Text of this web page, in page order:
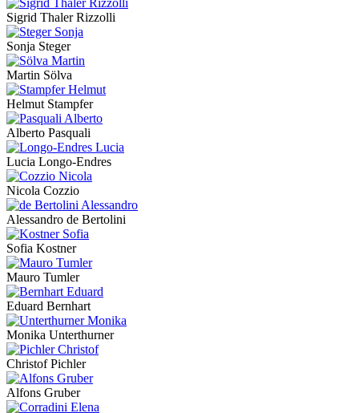
Sigrid Thaler Rizzolli
Sonja Steger
Martin Sölva
Helmut Stampfer
Alberto Pasquali
Lucia Longo-Endres
Nicola Cozzio
Alessandro de Bertolini
Sofia Kostner
Mauro Tumler
Eduard Bernhart
Monika Unterthurner
Christof Pichler
Alfons Gruber